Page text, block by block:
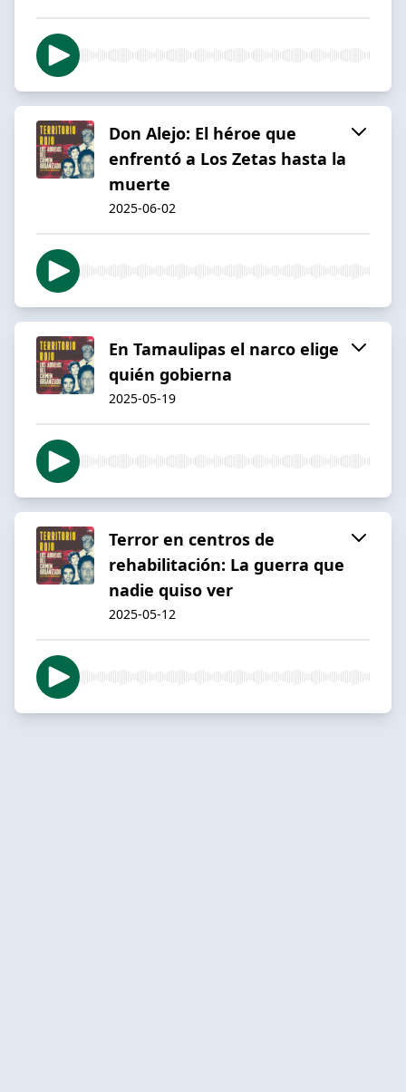
Don Alejo: El héroe que
enfrentó a Los Zetas hasta la
muerte
2025-06-02
En Tamaulipas el narco elige
quién gobierna
2025-05-19
Terror en centros de
rehabilitación: La guerra que
nadie quiso ver
2025-05-12